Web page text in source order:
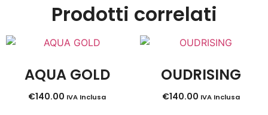
Prodotti correlati
AQUA GOLD
€140.00 IVA Inclusa
OUDRISING
€140.00 IVA Inclusa